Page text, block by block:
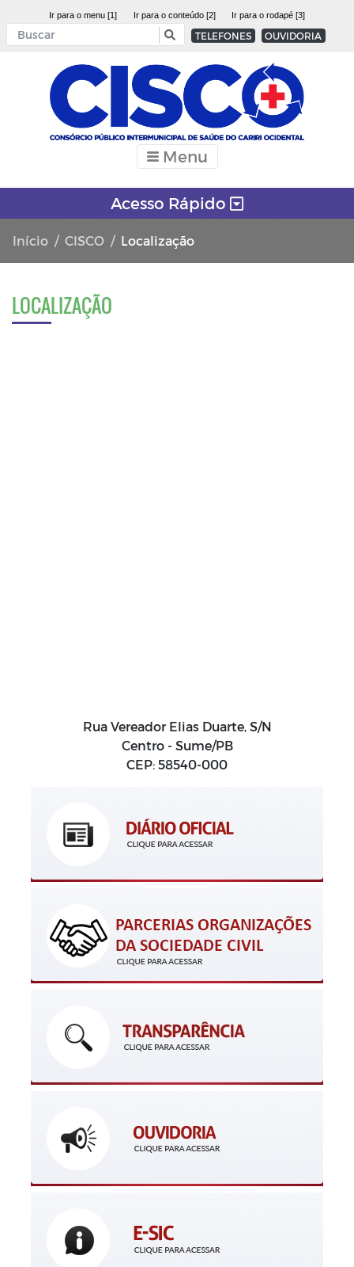
Ir para o menu [1] Ir para o conteúdo [2] Ir para o rodapé [3]
TELEFONES OUVIDORIA
Menu
Acesso Rápido
Início CISCO Localização
LOCALIZAÇÃO
Rua Vereador Elias Duarte, S/N
Centro - Sume/PB
CEP: 58540-000